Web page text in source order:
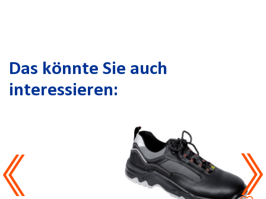
Das könnte Sie auch
interessieren: